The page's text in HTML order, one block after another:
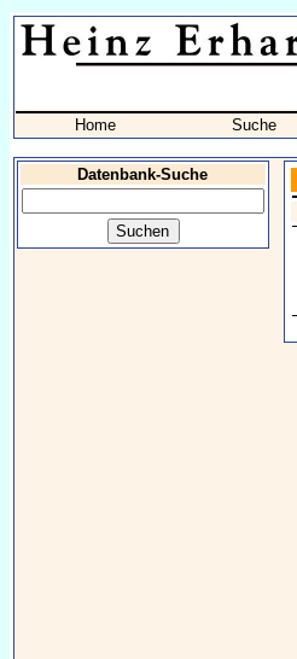
Home Suche
Datenbank-Suche